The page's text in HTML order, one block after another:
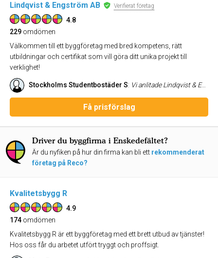
Lindqvist & Engström AB Verifierat företag
4.8
229 omdömen
Välkommen till ett byggföretag med bred kompetens, rätt
utbildningar och certifikat som vill göra ditt unika projekt till
verklighet!
Stockholms Studentbostäder S: Vi anlitade Lindqvist & Engström för att bygga en terass på ett plåttak, vi hade problem med vattenavrinningen av taket vilket dem löste utan problem. Allt ifrån kontakt till avslut har gått snabbt och smidigt! Kan varmt rekommendera Lindqvist & Engström till alla och vill även passa på att hylla deras anställda!
Få prisförslag
Driver du byggfirma i Enskedefältet?
Är du nyfiken på hur din firma kan bli ett rekommenderat
företag på Reco?
Kvalitetsbygg R
4.9
174 omdömen
Kvalitetsbygg R är ett byggföretag med ett brett utbud av tjänster!
Hos oss får du arbetet utfört tryggt och proffsigt.